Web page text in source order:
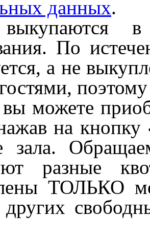
данных.
По
а не
можете
на
зала.
разные
ТОЛЬКО